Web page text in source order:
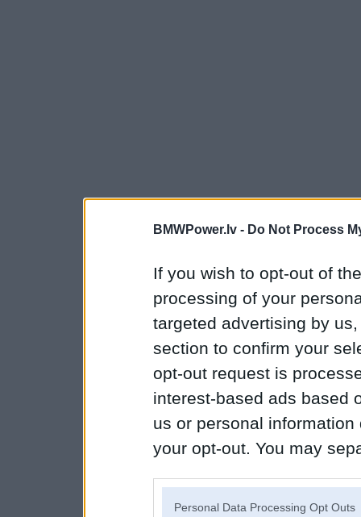
BMWPower.lv - Do Not Process
If you wish to opt-out of
processing of your
targeted advertising by
section to confirm your
opt-out request is
interest-based ads based
us or personal
your opt-out. You may
Personal Data Processing Opt Outs